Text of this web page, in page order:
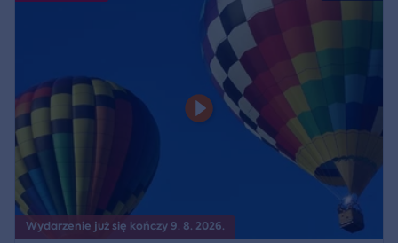
Wydarzenie już się kończy 9. 8. 2026.